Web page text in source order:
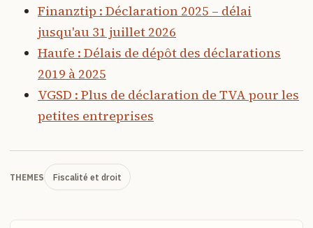
Finanztip : Déclaration 2025 – délai
jusqu'au 31 juillet 2026
Haufe : Délais de dépôt des déclarations
2019 à 2025
VGSD : Plus de déclaration de TVA pour les
petites entreprises
THEMES Fiscalité et droit